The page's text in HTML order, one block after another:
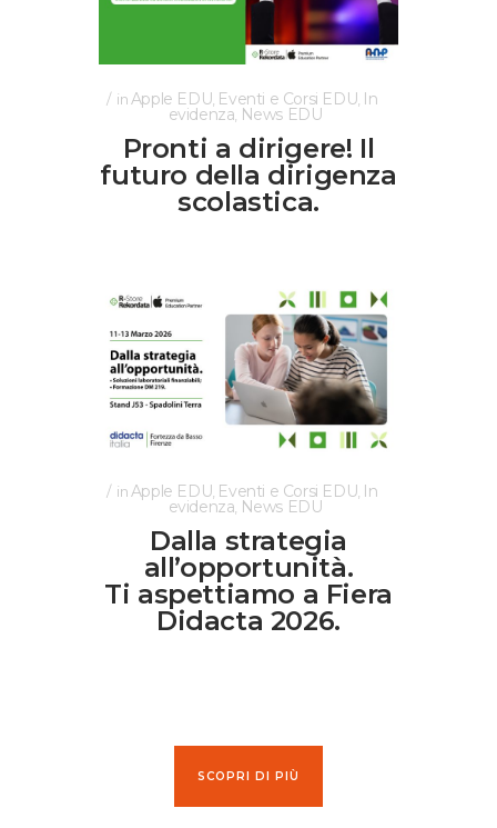
inApple EDU, Eventi e Corsi EDU, In
evidenza, News EDU
Pronti a dirigere! Il
futuro della dirigenza
scolastica.
in Apple EDU Eventi e Corsi EDU In
evidenza News EDU
Dalla strategia
all’opportunità.
Ti aspettiamo a Fiera
Didacta 2026.
SCOPRI DI PIÙ